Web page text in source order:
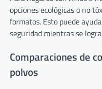
opciones ecológicas o no
formatos. Esto puede
seguridad mientras se
Comparaciones de
polvos